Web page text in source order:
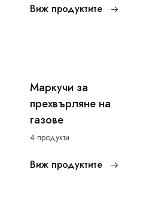
Виж продуктите
Маркучи за
прехвърляне на
газове
4 продукти
Виж продуктите